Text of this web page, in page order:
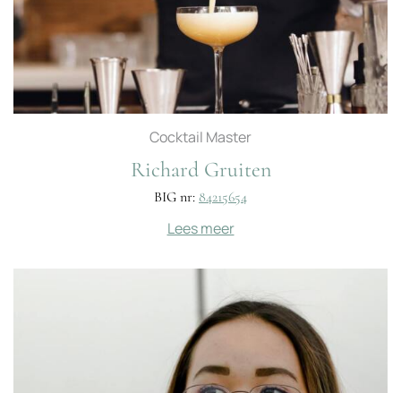
Cocktail Master
Richard Gruiten
BIG nr: 84215654
Lees meer